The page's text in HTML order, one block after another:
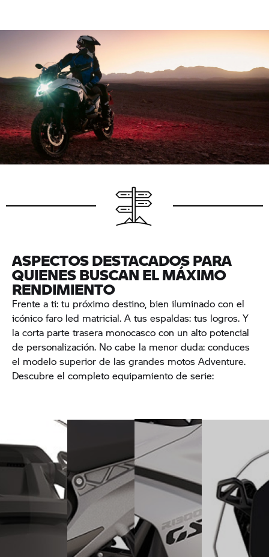
ASPECTOS DESTACADOS PARA
QUIENES BUSCAN EL MÁXIMO
RENDIMIENTO
Frente a ti: tu próximo destino, bien iluminado con el
icónico faro led matricial. A tus espaldas: tus logros. Y
la corta parte trasera monocasco con un alto potencial
de personalización. No cabe la menor duda: conduces
el modelo superior de las grandes motos Adventure.
Descubre el completo equipamiento de serie:
Guiding
que
claramente
con la
tradición:
el nuevo
icono
luminoso
Mayor
La última
Paralever,
el EVO
Paralever
Motorrad,
garantiza
entre
otras
Máxima
de
bastidor
Comprimido
para
garantizar
un placer
de
conducción
Tu R
1300 GS
es un
ajustable
tiene un
aspecto
ligero y
dinámico
y
proporciona
una